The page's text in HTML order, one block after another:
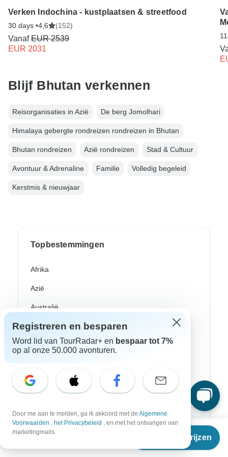
Vanaf
Reisdata & prijzen
Verken Indochina - kustplaatsen & streetfood
30 days •4,6 (152)
VanafEUR 2539
EUR 2031
Blijf Bhutan verkennen
Reisorganisaties in Azië De berg Jomolhari
Himalaya gebergte rondreizen rondreizen in Bhutan
Bhutan rondreizen Azië rondreizen Stad & Cultuur
Avontuur & Adrenaline Familie Volledig begeleid
Kerstmis & nieuwjaar
Topbestemmingen
Afrika
Azië
Australië
Europe
Latijns-Amerika
Marokko
Bali
Registreren en besparen
Word lid van TourRadar+ en bespaar tot 7%
op al onze 50.000 avonturen.
Door me aan te melden, ga ik akkoord met de Algemene
Voorwaarden , het Privacybeleid , en met het ontvangen van
marketingmails.